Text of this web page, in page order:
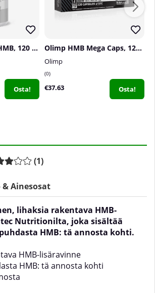
SOLID Nutrition HMB, 120 caps
Osta!
Olimp HMB Mega Caps, 120 caps
Olimp
0
€37.63 Osta!
(1)
Ainesosat
lihaksia rakentava HMB-
Nutritionilta, joka sisältää
HMB: tä annosta kohti.
HMB-lisäravinne
HMB: tä annosta kohti